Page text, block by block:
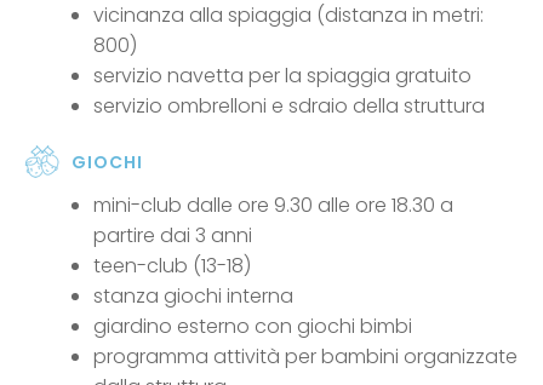
vicinanza alla spiaggia (distanza in metri:
800)
servizio navetta per la spiaggia gratuito
servizio ombrelloni e sdraio della struttura
GIOCHI
mini-club dalle ore 9.30 alle ore 18.30 a
partire dai 3 anni
teen-club (13-18)
stanza giochi interna
giardino esterno con giochi bimbi
programma attività per bambini organizzate